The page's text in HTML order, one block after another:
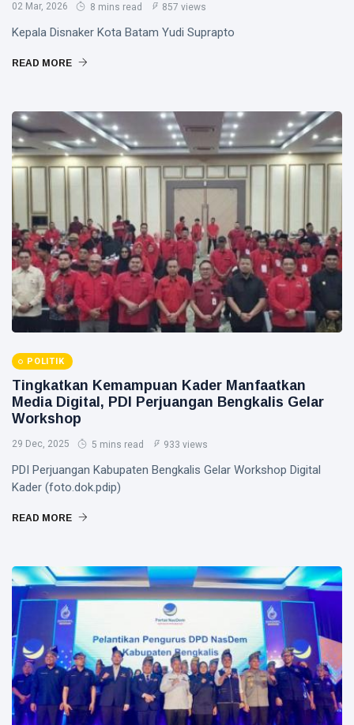
02 Mar, 2026 8 mins read 857 views
Kepala Disnaker Kota Batam Yudi Suprapto
READ MORE
POLITIK
Tingkatkan Kemampuan Kader Manfaatkan
Media Digital, PDI Perjuangan Bengkalis Gelar
Workshop
29 Dec, 2025 5 mins read 933 views
PDI Perjuangan Kabupaten Bengkalis Gelar Workshop Digital
Kader (foto.dok.pdip)
READ MORE